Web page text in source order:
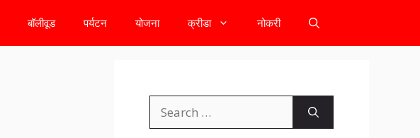
बॉलीवूड पर्यटन योजना क्रीडा नोकरी